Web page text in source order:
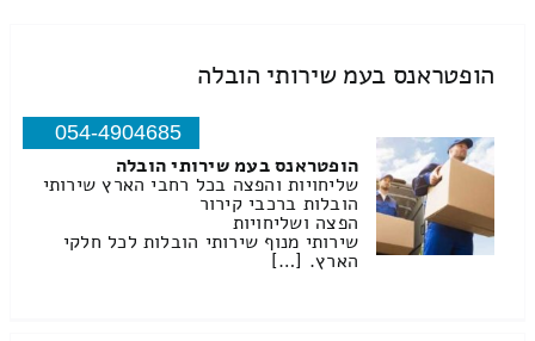
הופטראנס בעמ שירותי הובלה
054-4904685
הופטראנס בעמ שירותי הובלה
שליחויות והפצה בכל רחבי הארץ שירותי
הובלות ברכבי קירור
הפצה ושליחויות
שירותי מנוף שירותי הובלות לכל חלקי
הארץ. […]